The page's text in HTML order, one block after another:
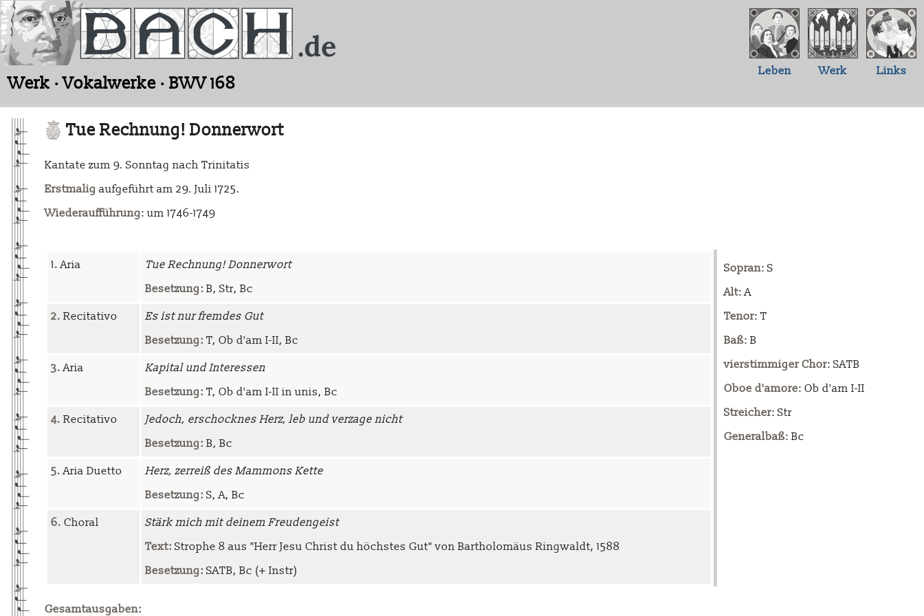
Werk · Vokalwerke · BWV 168
Leben Werk Links
Tue Rechnung! Donnerwort
Kantate zum 9. Sonntag nach Trinitatis
Erstmalig aufgeführt am 29. Juli 1725.
Wiederaufführung: um 1746-1749
1.Aria
Tue Rechnung! Donnerwort
Besetzung: B, Str, Bc
2. Recitativo
Es ist nur fremdes Gut
Besetzung: T, Ob d'am I-II, Bc
3.Aria
Kapital und Interessen
Besetzung: T, Ob d'am I-II in unis, Bc
4. Recitativo
Jedoch, erschocknes Herz, leb und verzage nicht
Besetzung: B, Bc
5.Aria Duetto
Herz, zerreiß des Mammons Kette
Besetzung: S, A, Bc
6. Choral
Stärk mich mit deinem Freudengeist
Text: Strophe 8 aus "Herr Jesu Christ du höchstes Gut" von Bartholomäus Ringwaldt, 1588
Besetzung: SATB, Bc (+ Instr)
Sopran: S
Alt: A
Tenor: T
Baß: B
vierstimmiger Chor: SATB
Oboe d'amore: Ob d'am I-II
Streicher: Str
Generalbaß: Bc
Gesamtausgaben: